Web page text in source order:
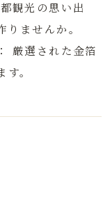
観光の思い出
ませんか。
厳選された金箔
。